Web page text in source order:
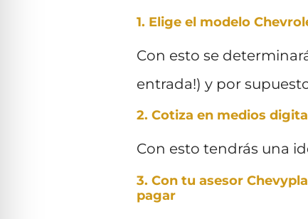
1. Elige el modelo
Con esto se
entrada!) y por
2. Cotiza en medios
Con esto tendrás una
3. Con tu asesor
pagar